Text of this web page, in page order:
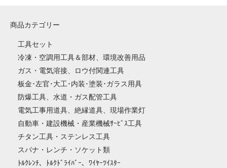
商品カテゴリー
工具セット
冷凍・空調用工具＆部材、環境改善用品
ガス・電気溶接、ロウ付関連工具
板金･左官･大工･内装･塗装･ガラス用具
防爆工具、水道・ガス配管工具
電気工事用道具、絶縁道具、現場作業灯
自動車・建設機械・産業機械ｻｰﾋﾞｽ工具
チタン工具・ステンレス工具
スパナ・レンチ・ソケット類
ﾄﾙｸﾚﾝﾁ、ﾄﾙｸﾄﾞﾗｲﾊﾞｰ、ﾜｲﾔｰﾂｲｽﾀｰ